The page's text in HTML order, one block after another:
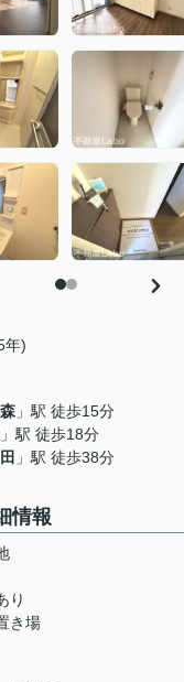
年)
」駅 徒歩15分
」駅 徒歩18分
」駅 徒歩38分
情報
り
き場